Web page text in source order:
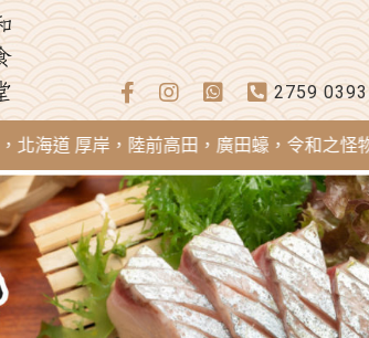
2759 0393
岸，陸前高田，廣田蠔，令和之怪物；法